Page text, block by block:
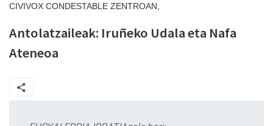
CIVIVOX CONDESTABLE ZENTROAN,
Antolatzaileak: Iruñeko Udala eta Nafa
Ateneoa